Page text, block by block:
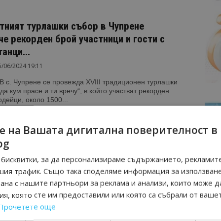
турлашки събор в Чупрене
рекорден брой участници и гости с
06/2024 19:11
с. Чупрене се провежда XVIII традиционен турлашки
кум прасе и ти вречу“, в който участват рекорден
около 1500...
хотели имат интерес към новата
програма за настаняване на
бежанци
05/2022 09:27
хотели вече се записаха за новата хуманитарна
настаняване на разселени лица от Украйна,
от пресцентъра на Министерски съвет. Програмата...
на Вашата дигитална поверителност в
за да персонализираме съдържанието,
трафик. Също така споделяме информация за
с нашите партньори за реклама и анализи, които може
която сте им предоставили или която са събрали от
още